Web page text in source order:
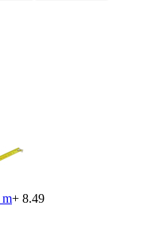
m+ 8.49